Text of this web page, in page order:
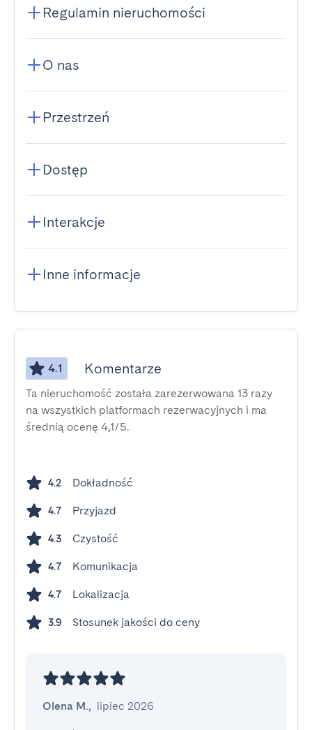
Regulamin nieruchomości
O nas
Przestrzeń
Dostęp
Interakcje
Inne informacje
4.1 Komentarze
Ta nieruchomość została zarezerwowana 13 razy
na wszystkich platformach rezerwacyjnych i ma
średnią ocenę 4,1/5.
4.2 Dokładność
4.7 Przyjazd
4.3 Czystość
4.7 Komunikacja
4.7 Lokalizacja
3.9 Stosunek jakości do ceny
Olena M., lipiec 2026